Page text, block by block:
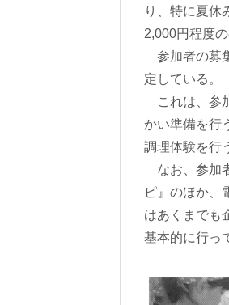
り、特に夏休
2,000円程度
参加者の募
定している。
これは、参
かい準備を行
調理体験を行
なお、参加
ピ』のほか、
はあくまでも
基本的に行っ